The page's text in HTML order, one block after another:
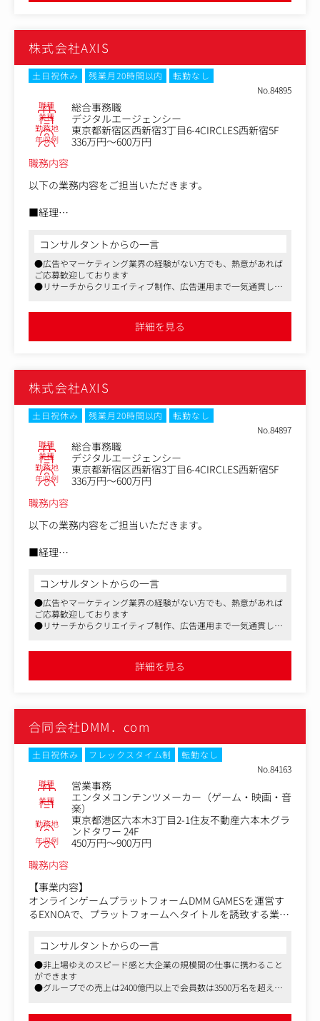
・売上データの集計など、社内会議資料作成（営業マネー
ジャーの補佐、サポート）
・営業が担う、内向きの社内向け業務のサポート
・上記職務の業務安定化による品質担保と、業務効率化に
よる時間短縮
株式会社AXIS
土日祝休み 残業月20時間以内
転勤なし
No.84895
職種 総合事務職
業種 デジタルエージェンシー
勤務地 東京都新宿区西新宿3丁目6-4CIRCLES西新宿5F
年収例
336万円～600万円
職務内容
以下の業務内容をご担当いただきます。
■経理
・経費精算の確認
・支払処理・入金管理
・会計ソフト（MF会計）への入力補助
・月次・年次の決算サポート
■労務
・入退社手続き・社会保険の申請補助
・契約書のひな型管理・製本・ファイリング
・契約書の一次チェック（内容確認の補助）
・電子契約（例：クラウドサイン等）の操作
・法務顧問との連絡サポート
■総務
・備品・消耗品の発注・管理
・オフィス環境の整備（座席管理、清掃対応など）
・社内ルールやマニュアルの整備
・社内イベントや行事のサポート
・郵送・来客・電話対応
コンサルタントからの一言
●広告やマーケティング業界の経験がない方でも、熱意があれば
ご応募歓迎しております
●リサーチからクリエイティブ制作、広告運用まで一気通貫して
詳細を見る
株式会社AXIS
土日祝休み 残業月20時間以内
転勤なし
No.84897
職種 総合事務職
業種 デジタルエージェンシー
勤務地 東京都新宿区西新宿3丁目6-4CIRCLES西新宿5F
年収例
336万円～600万円
職務内容
以下の業務内容をご担当いただきます。
■経理
・経費精算の確認
・支払処理・入金管理
・会計ソフト（MF会計）への入力補助
・月次・年次の決算サポート
■労務
・入退社手続き・社会保険の申請補助
・契約書のひな型管理・製本・ファイリング
・契約書の一次チェック（内容確認の補助）
・電子契約（例：クラウドサイン等）の操作
・法務顧問との連絡サポート
■総務
・備品・消耗品の発注・管理
・オフィス環境の整備（座席管理、清掃対応など）
・社内ルールやマニュアルの整備
・社内イベントや行事のサポート
・郵送・来客・電話対応
コンサルタントからの一言
●広告やマーケティング業界の経験がない方でも、熱意があれば
ご応募歓迎しております
●リサーチからクリエイティブ制作、広告運用まで一気通貫して
詳細を見る
合同会社DMM．com
土日祝休み フレックスタイム制
転勤なし
No.84163
職種 営業事務
業種
エンタメコンテンツメーカー（ゲーム・映画・音
楽）
勤務地
東京都港区六本木3丁目2-1住友不動産六本木グラ
ンドタワー 24F
年収例
450万円～900万円
職務内容
【事業内容】
オンラインゲームプラットフォームDMM GAMESを運営す
るEXNOAで、プラットフォームへタイトルを誘致する業務
また、アライアンス本部内の横断部署として業務効率改善
提案にも取り組んでいます。
【業務内容】
Googleスプレッドシートで関数やGASを用いた様々なアウ
コンサルタントからの一言
●非上場ゆえのスピード感と大企業の規模間の仕事に携わること
ができます
●グループでの売上は2400億円以上で会員数は3500万名を超え、